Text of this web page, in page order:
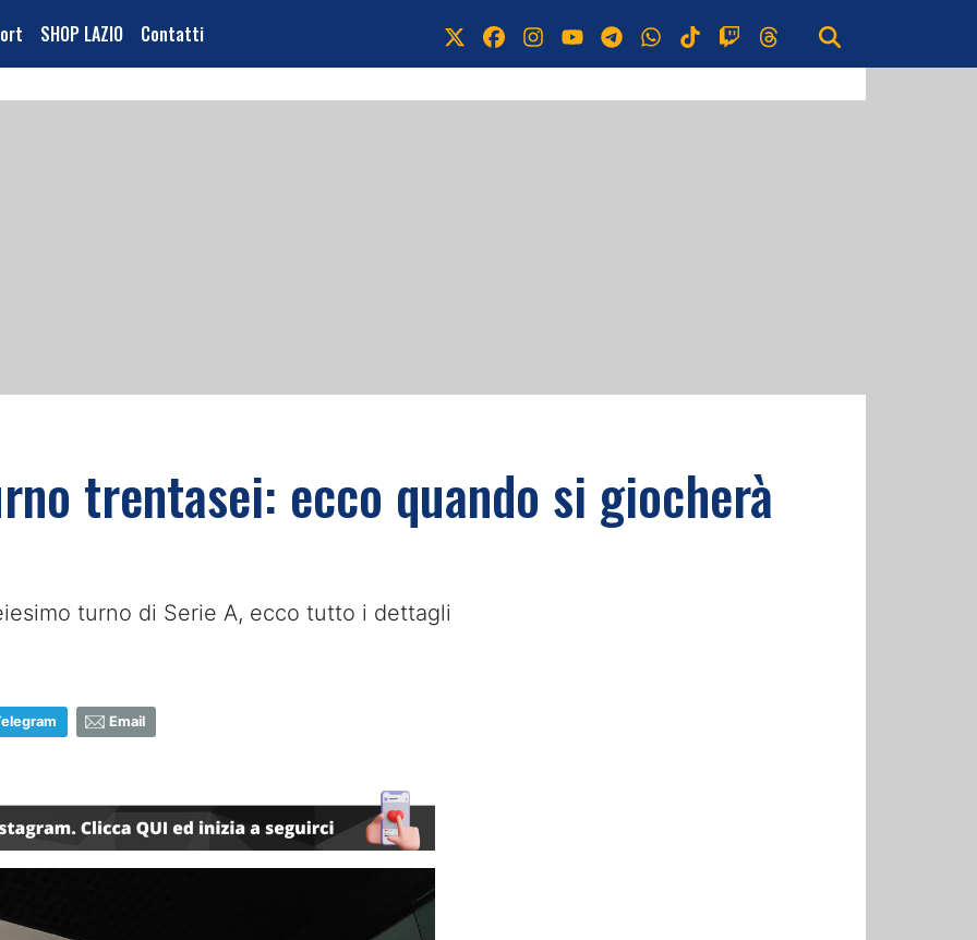
SHOP LAZIO Contatti
trentasei: ecco quando si giocherà
turno di Serie A, ecco tutto i dettagli
Email